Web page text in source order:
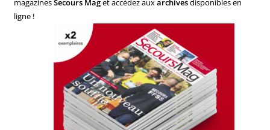
magazinesSecours Maget accédez auxarchivesdisponibles en
ligne !